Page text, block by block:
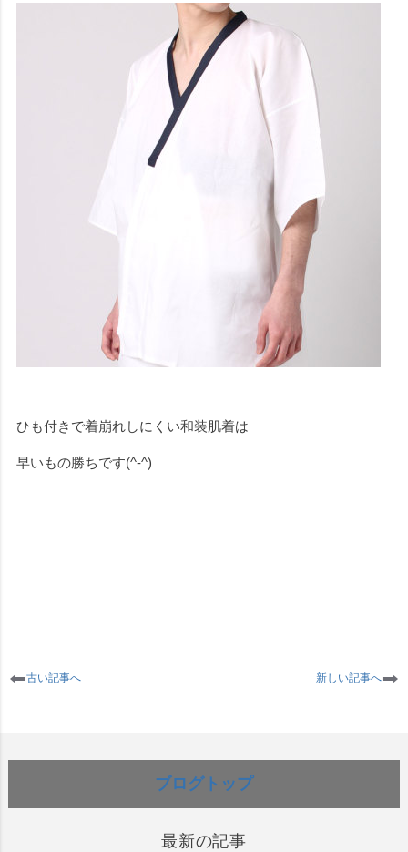
ひも付きで着崩れしにくい和装肌着は
早いもの勝ちです(^-^)
古い記事へ 新しい記事へ
ブログトップ
最新の記事